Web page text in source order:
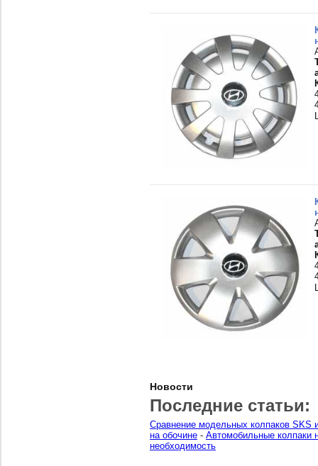
Новости
Последние статьи:
Сравнение модельных колпаков SKS
на обочине - Автомобильные колпаки
необходимость